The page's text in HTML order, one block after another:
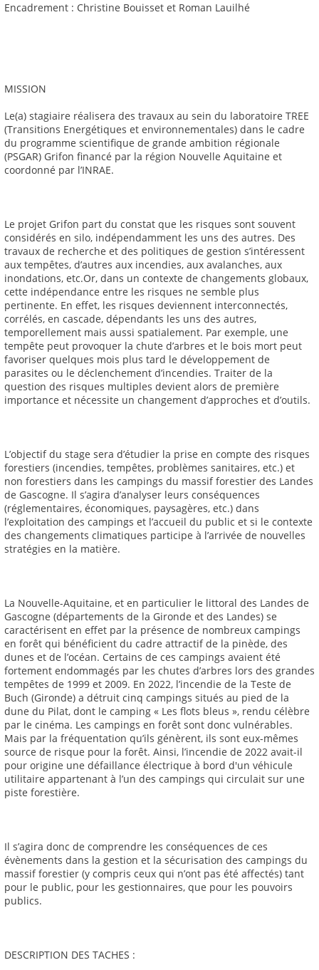
Encadrement : Christine Bouisset et Roman Lauilhé
MISSION
Le(a) stagiaire réalisera des travaux au sein du laboratoire TREE
(Transitions Energétiques et environnementales) dans le cadre
du programme scientifique de grande ambition régionale
(PSGAR) Grifon financé par la région Nouvelle Aquitaine et
coordonné par l’INRAE.
Le projet Grifon part du constat que les risques sont souvent
considérés en silo, indépendamment les uns des autres. Des
travaux de recherche et des politiques de gestion s’intéressent
aux tempêtes, d’autres aux incendies, aux avalanches, aux
inondations, etc.Or, dans un contexte de changements globaux,
cette indépendance entre les risques ne semble plus
pertinente. En effet, les risques deviennent interconnectés,
corrélés, en cascade, dépendants les uns des autres,
temporellement mais aussi spatialement. Par exemple, une
tempête peut provoquer la chute d’arbres et le bois mort peut
favoriser quelques mois plus tard le développement de
parasites ou le déclenchement d’incendies. Traiter de la
question des risques multiples devient alors de première
importance et nécessite un changement d’approches et d’outils.
L’objectif du stage sera d’étudier la prise en compte des risques
forestiers (incendies, tempêtes, problèmes sanitaires, etc.) et
non forestiers dans les campings du massif forestier des Landes
de Gascogne. Il s’agira d’analyser leurs conséquences
(réglementaires, économiques, paysagères, etc.) dans
l’exploitation des campings et l’accueil du public et si le contexte
des changements climatiques participe à l’arrivée de nouvelles
stratégies en la matière.
La Nouvelle-Aquitaine, et en particulier le littoral des Landes de
Gascogne (départements de la Gironde et des Landes) se
caractérisent en effet par la présence de nombreux campings
en forêt qui bénéficient du cadre attractif de la pinède, des
dunes et de l’océan. Certains de ces campings avaient été
fortement endommagés par les chutes d’arbres lors des grandes
tempêtes de 1999 et 2009. En 2022, l’incendie de la Teste de
Buch (Gironde) a détruit cinq campings situés au pied de la
dune du Pilat, dont le camping « Les flots bleus », rendu célèbre
par le cinéma. Les campings en forêt sont donc vulnérables.
Mais par la fréquentation qu’ils génèrent, ils sont eux-mêmes
source de risque pour la forêt. Ainsi, l’incendie de 2022 avait-il
pour origine une défaillance électrique à bord d'un véhicule
utilitaire appartenant à l’un des campings qui circulait sur une
piste forestière.
Il s’agira donc de comprendre les conséquences de ces
évènements dans la gestion et la sécurisation des campings du
massif forestier (y compris ceux qui n’ont pas été affectés) tant
pour le public, pour les gestionnaires, que pour les pouvoirs
publics.
DESCRIPTION DES TACHES :